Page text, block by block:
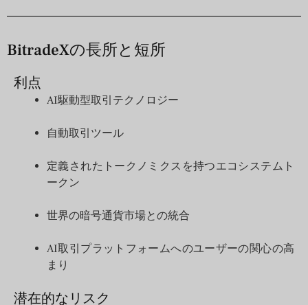
BitradeXの長所と短所
利点
AI駆動型取引テクノロジー
自動取引ツール
定義されたトークノミクスを持つエコシステムト
ークン
世界の暗号通貨市場との統合
AI取引プラットフォームへのユーザーの関心の高
まり
潜在的なリスク